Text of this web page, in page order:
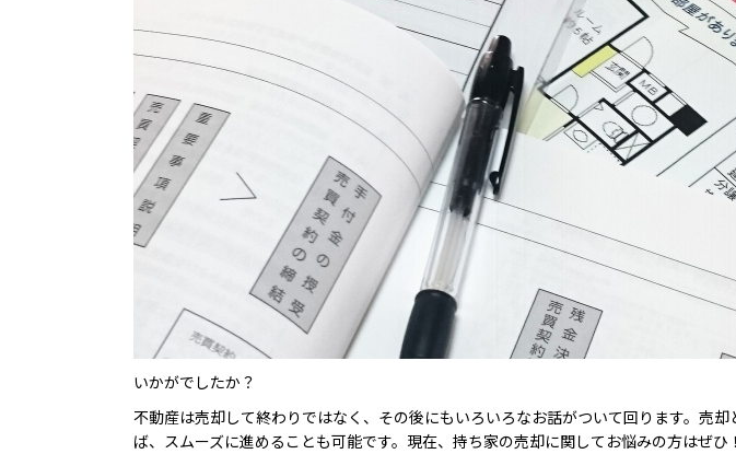
いかがでしたか？
不動産は売却して終わりではなく、その後にもいろいろなお話がついて回ります。売
ば、スムーズに進めることも可能です。現在、持ち家の売却に関してお悩みの方はぜ